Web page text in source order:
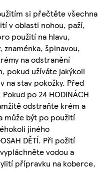
si přečtěte všechna
v oblasti nohou, paží,
pro použití na hlavu,
špinavou,
na odstranění
pokud užíváte jakýkoli
stav pokožky. Před
po 24 HODINÁCH
odstraňte krém a
může být po použití
jiného
DĚTÍ. Při požití
vodou a
přípravku na koberce,